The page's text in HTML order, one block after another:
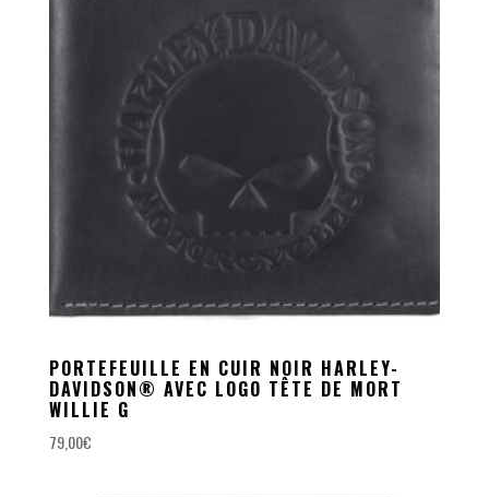
PORTEFEUILLE EN CUIR NOIR HARLEY-
DAVIDSON® AVEC LOGO TÊTE DE MORT
WILLIE G
79,00€